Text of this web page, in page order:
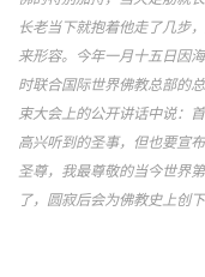
长老当下就抱着他走了几步
来形容。今年一月十五日因
时联合国际世界佛教总部的
束大会上的公开讲话中说：
高兴听到的圣事，但也要宣
圣尊，我最尊敬的当今世界
了，圆寂后会为佛教史上创